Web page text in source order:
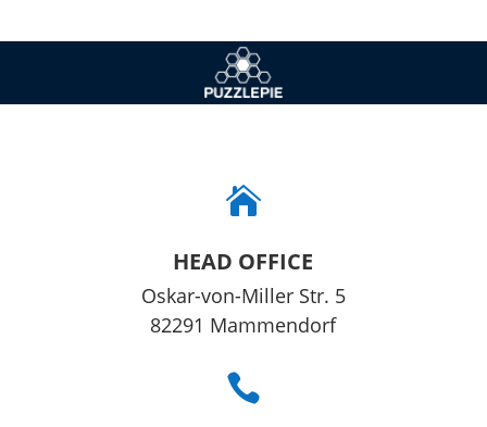

HEAD OFFICE
Oskar-von-Mil­ler Str. 5
82291 Mam­men­dorf
